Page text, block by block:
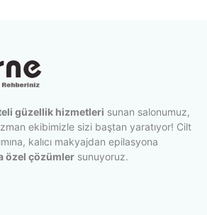
güzellik hizmetleri sunan salonumuz,
ekibimizle sizi baştan yaratıyor! Cilt
kalıcı makyajdan epilasyona
özel çözümler sunuyoruz.